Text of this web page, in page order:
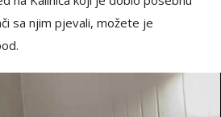
sa njim pjevali, možete je